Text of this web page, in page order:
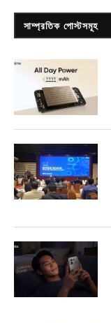
সাম্প্রতিক পোস্টসমূহ